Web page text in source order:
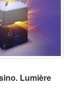
Lumière